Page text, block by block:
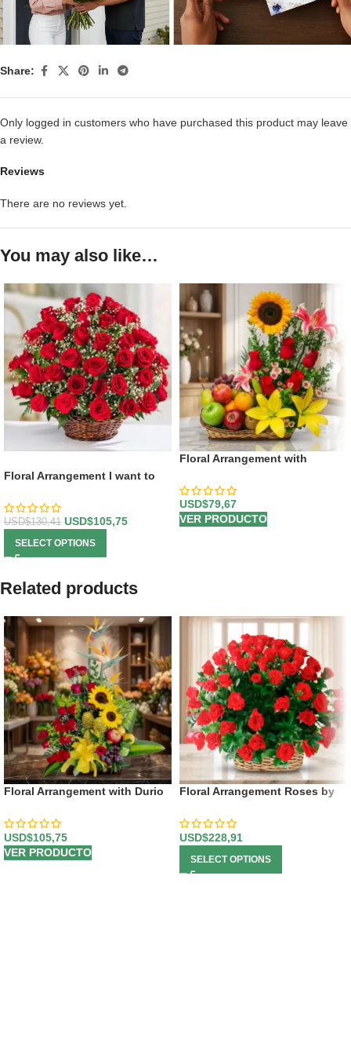
Share:
Reviews
There are no reviews yet.
Only logged in customers who have purchased this product may leave
a review.
You may also like…
Floral Arrangement I want to
USD$130,41 USD$105,75
SELECT OPTIONS
Floral Arrangement with
USD$79,67
VER PRODUCTO
Related products
Floral Arrangement with Durio
USD$105,75
VER PRODUCTO
Floral Arrangement Roses by
USD$228,91
SELECT OPTIONS